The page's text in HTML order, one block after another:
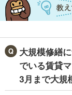
大規模修繕
でいる賃貸
3月まで大規